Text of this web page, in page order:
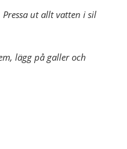
ut allt vatten i sil
lägg på galler och